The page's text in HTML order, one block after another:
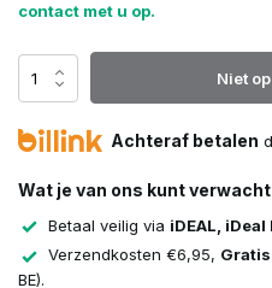
contact met u op.
Niet
Achteraf betalen
Wat je van ons kunt
Betaal veilig via iDEAL, iDeal
Verzendkosten €6,95, Gratis
BE).